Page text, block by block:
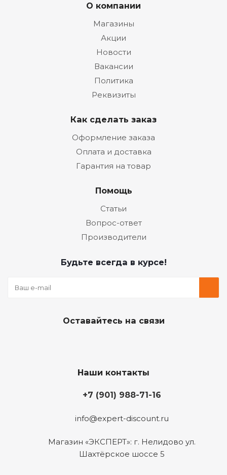
О компании
Магазины
Акции
Новости
Вакансии
Политика
Реквизиты
Как сделать заказ
Оформление заказа
Оплата и доставка
Гарантия на товар
Помощь
Статьи
Вопрос-ответ
Производители
Будьте всегда в курсе!
Оставайтесь на связи
Наши контакты
+7 (901) 988-71-16
info@expert-discount.ru
Магазин «ЭКСПЕРТ»: г. Нелидово ул.
Шахтёрское шоссе 5